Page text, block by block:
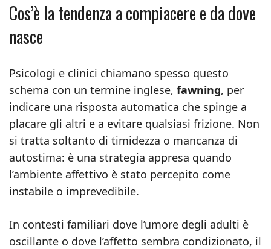
Cos’è la tendenza a compiacere e da dove
nasce
Psicologi e clinici chiamano spesso questo
schema con un termine inglese, fawning, per
indicare una risposta automatica che spinge a
placare gli altri e a evitare qualsiasi frizione. Non
si tratta soltanto di timidezza o mancanza di
autostima: è una strategia appresa quando
l’ambiente affettivo è stato percepito come
instabile o imprevedibile.
In contesti familiari dove l’umore degli adulti è
oscillante o dove l’affetto sembra condizionato, il